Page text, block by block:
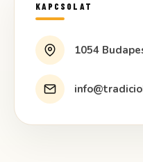
KAPCSOLAT
1054